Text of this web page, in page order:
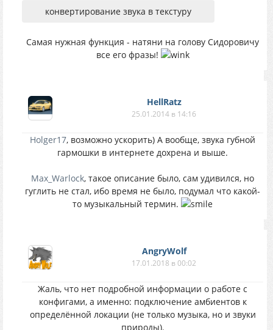
конвертирование звука в текстуру
Самая нужная функция - натяни на голову Сидоровичу
все его фразы!
HellRatz
25.01.2014 в 14:16
Holger17, возможно ускорить) А вообще, звука губной
гармошки в интернете дохрена и выше.
Max_Warlock, такое описание было, сам удивился, но
гуглить не стал, ибо время не было, подумал что какой-
то музыкальный термин.
AngryWolf
17.01.2018 в 00:02
Жаль, что нет подробной информации о работе с
конфигами, а именно: подключение амбиентов к
определённой локации (не только музыка, но и звуки
природы).